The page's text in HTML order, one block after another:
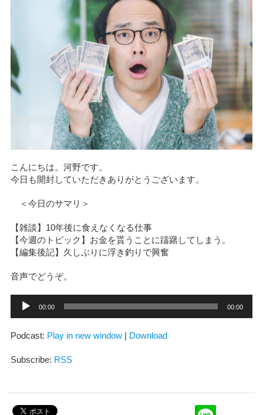
こんにちは。河野です。
今日も開封していただきありがとうございます。
＜今日のサマリ＞
【雑談】10年後に食えなくなる仕事
【今週のトピック】お金を貰うことに躊躇してしまう。
【編集後記】久しぶりに浮き釣りで興奮
音声でどうぞ。
プ
ー
ー
00:00 00:00
Podcast: Play in new window | Download
Subscribe: RSS